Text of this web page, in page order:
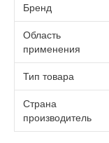
Бренд
Область
применения
Тип товара
Страна
производитель